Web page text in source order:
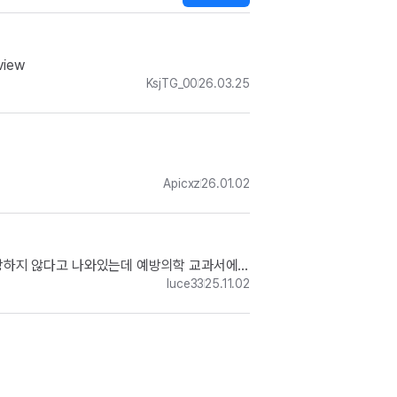
KsjTG_0026.03.25
Apicxz26.01.02
지 않다고 나와있는데 예방의학 교과서에
luce3325.11.02